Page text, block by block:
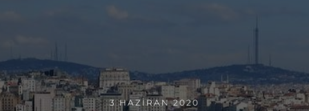
3 HAZIRAN 2020